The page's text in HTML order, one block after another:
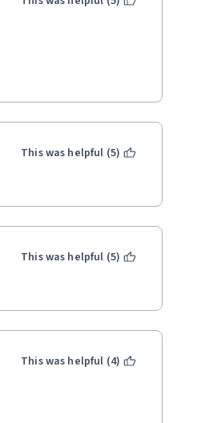
This was helpful (5)
This was helpful (5)
This was helpful (4)